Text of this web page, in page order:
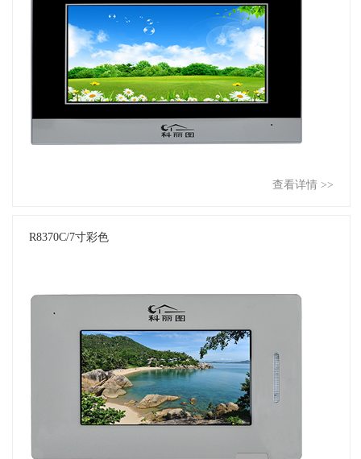
查看详情 >>
R8370C/7寸彩色